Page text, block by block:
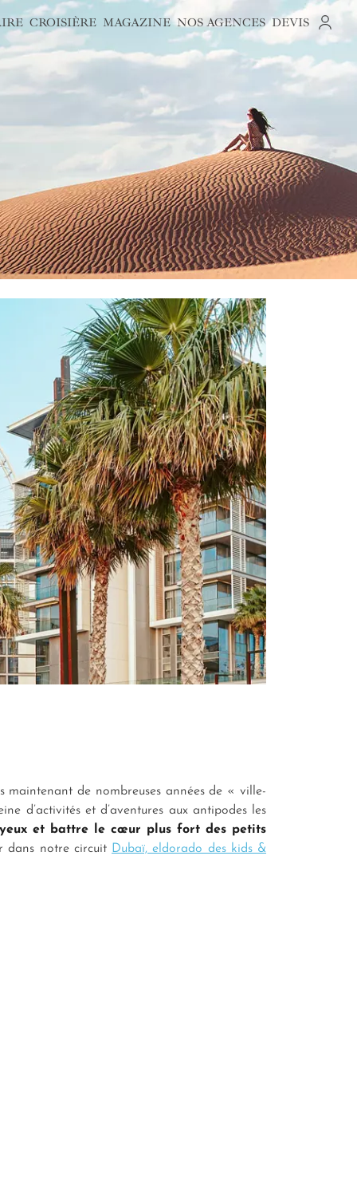
CROISIÈRE MAGAZINE NOS AGENCES DEVIS
de nombreuses années de « ville-
d’activités et d’aventures aux antipodes les
et battre le cœur plus fort des petits
dans notre circuit Dubaï, eldorado des kids &